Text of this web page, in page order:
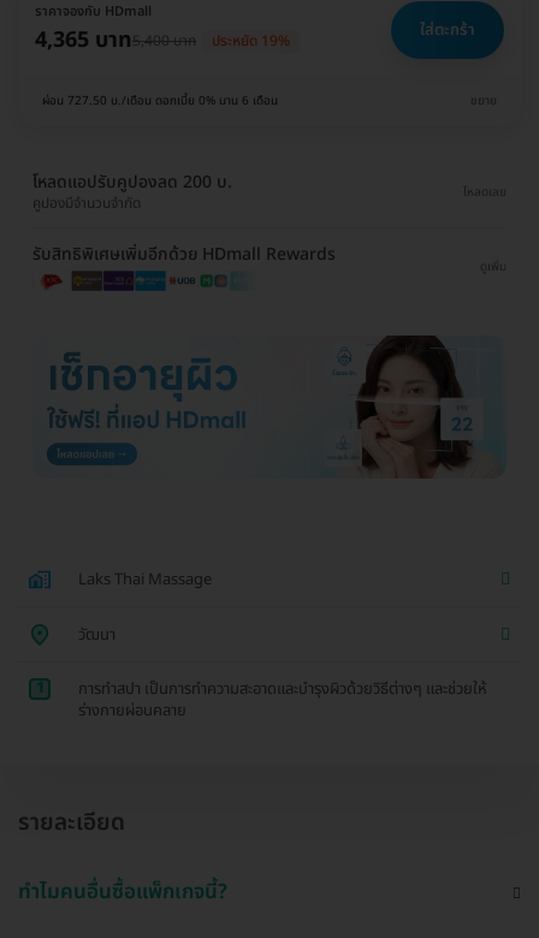
ราคาจองกับ HDmall
4,365 บาท5,400 บาท ประหยัด 19% ใส่ตะกร้า
ผ่อน 727.50 บ./เดือน ดอกเบี้ย 0% นาน 6 เดือน ขยาย
โหลดแอปรับคูปองลด 200 บ.
คูปองมีจำนวนจำกัด
โหลดเลย
รับสิทธิพิเศษเพิ่มอีกด้วย HDmall Rewards
ดูเพิ่ม
Laks Thai Massage
วัฒนา
1
การทำสปา เป็นการทำความสะอาดและบำรุงผิวด้วยวิธีต่างๆ และช่วยให้
ร่างกายผ่อนคลาย
รายละเอียด
ทำไมคนอื่นซื้อแพ็กเกจนี้?